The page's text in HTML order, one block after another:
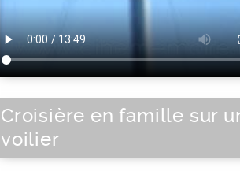
Croisière en famille sur
voilier